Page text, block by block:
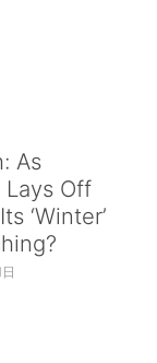
As
Off
‘Winter’